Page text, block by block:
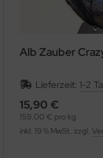
Alb Zauber
Lieferzeit:1-2
15,90 €
159,00 € pro kg
inkl. 19 % MwSt. zzgl.